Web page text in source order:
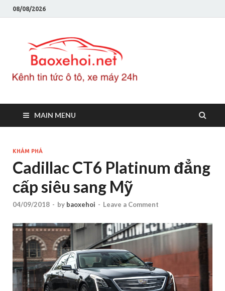
08/08/2026
MAIN MENU
KHÁM PHÁ
Cadillac CT6 Platinum đẳng
cấp siêu sang Mỹ
04/09/2018 - by baoxehoi - Leave a Comment